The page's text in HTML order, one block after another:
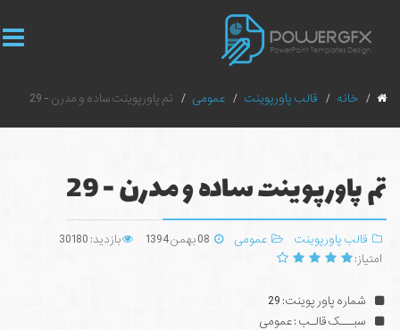
خانه قالب پاورپوینت عمومی تم پاورپوینت ساده و مدرن - 29
تم پاورپوینت ساده و مدرن - 29
قالب پاورپوینت عمومی 08 بهمن 1394
بازدید: 30180
امتیاز:
شماره پاور پوینت: 29
سبـــک قالـب : عمومی